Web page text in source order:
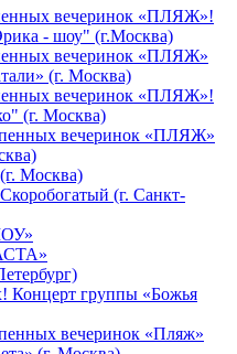
вечеринок «ПЛЯЖ»!
- шоу" (г.Москва)
вечеринок «ПЛЯЖ»
(г. Москва)
вечеринок «ПЛЯЖ»!
(г. Москва)
вечеринок «ПЛЯЖ»
Москва)
(г. Санкт-
Концерт группы «Божья
вечеринок «Пляж»